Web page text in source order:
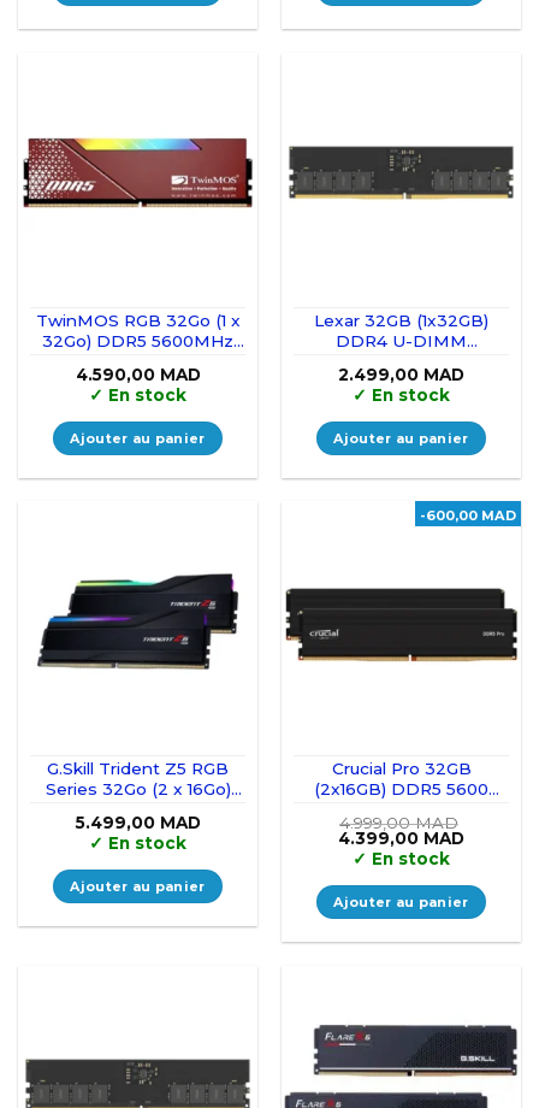
TwinMOS RGB 32Go (1 x
32Go) DDR5 5600MHz
4.590,00 MAD
✓ En stock
Ajouter au panier
Lexar 32GB (1x32GB)
DDR4 U-DIMM
2.499,00 MAD
✓ En stock
Ajouter au panier
G.Skill Trident Z5 RGB
Series 32Go (2 x 16Go)
Black
5.499,00 MAD
✓ En stock
Ajouter au panier
-600,00 MAD
Crucial Pro 32GB
(2x16GB) DDR5 5600
CP2K16G56C46U5
4.999,00MAD
Le
prix
initial
était :
4.999,00 MAD.
4.399,00 MAD
est :
4.399,00
✓ En stock
Ajouter au panier